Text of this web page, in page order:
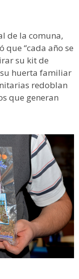
de la comuna,
que “cada año se
su kit de
huerta familiar
redoblan
que generan